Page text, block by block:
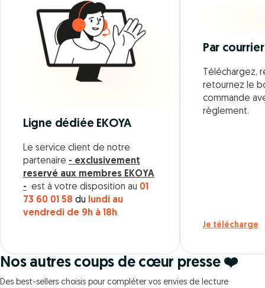
Ligne dédiée EKOYA
Le service client de notre
partenaire - exclusivement
reservé aux membres EKOYA
- est à votre disposition au 01
73 60 01 58 du
lundi au
vendredi de 9h à 18h.
Par courrier
Téléchargez,
retournez le
commande
règlement.
Je télécharge
Nos autres coups de cœur presse ❤️
Des best-sellers choisis pour compléter vos envies de lecture